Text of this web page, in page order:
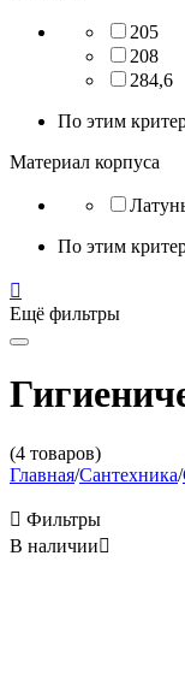
205
208
284,6
По этим
Материал корпуса
По этим

Ещё фильтры
(4 товаров)
Главная/Сантехника/
 Фильтры
В наличии